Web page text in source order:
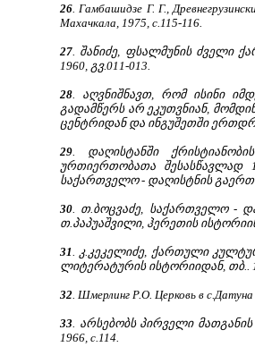
26 . Гамбашидзе Г. Г.,
Махачкала, 1975, с.115-116.
27 . შანიძე, ფსალმუნის ძველი
1960, გვ.011-013.
28 . აღვნიშნავთ, რომ ისინი
გადამწერს არ ეკუთვნიან,
ცენტრიდან და ინგუშეთში
29 . დაღისტანში
ურთიერთობათა შესასწავლად
საქართველო - დაღისტნის
30 . თ.ბოცვაძე, საქართველო -
თ.პაპუაშვილი, ჰერეთის
31
. კ.კეკელიძე, ქართული
ლიტერატურის ისტორიიდან, თბ..
32 . Шмерлинг Р.О. Церковь в
33 . არსებობს პირველი მათგანის
1966, с.114.